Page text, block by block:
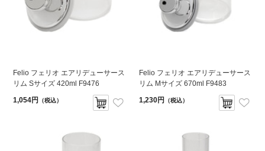
Felio フェリオ エアリデューサース
リム Sサイズ 420ml F9476
1,054円
（税込）
Felio フェリオ エアリデューサース
リム Mサイズ 670ml F9483
1,230円
（税込）